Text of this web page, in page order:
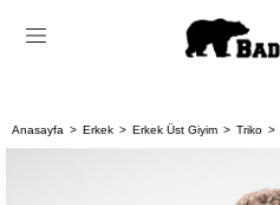
Anasayfa Erkek Erkek Üst Giyim Triko